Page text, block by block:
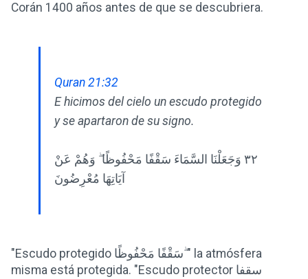
Corán 1400 años antes de que se descubriera.
Quran 21:32
E hicimos del cielo un escudo protegido
y se apartaron de su signo.
٣٢ وَجَعَلْنَا السَّمَاءَ سَقْفًا مَحْفُوظًا ۖ وَهُمْ عَنْ
آيَاتِهَا مُعْرِضُونَ
"Escudo protegido سَقْفًا مَحْفُوظًا ۖ" la atmósfera
misma está protegida. "Escudo protector سقفا